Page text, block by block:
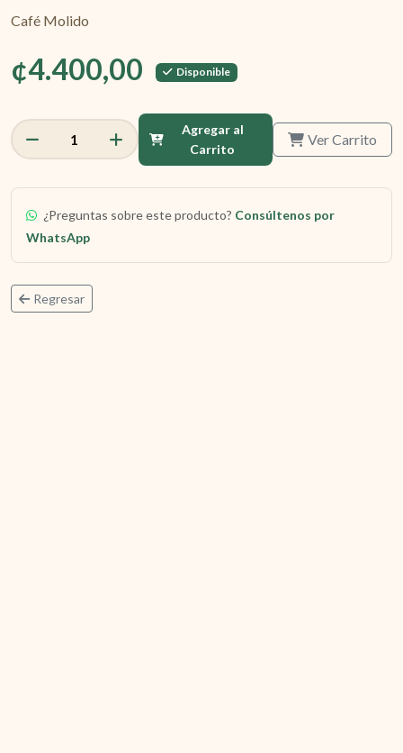
Café Molido
¢4.400,00 Disponible
1
Agregar al
Carrito
Ver Carrito
¿Preguntas sobre este producto? Consúltenos por
WhatsApp
Regresar